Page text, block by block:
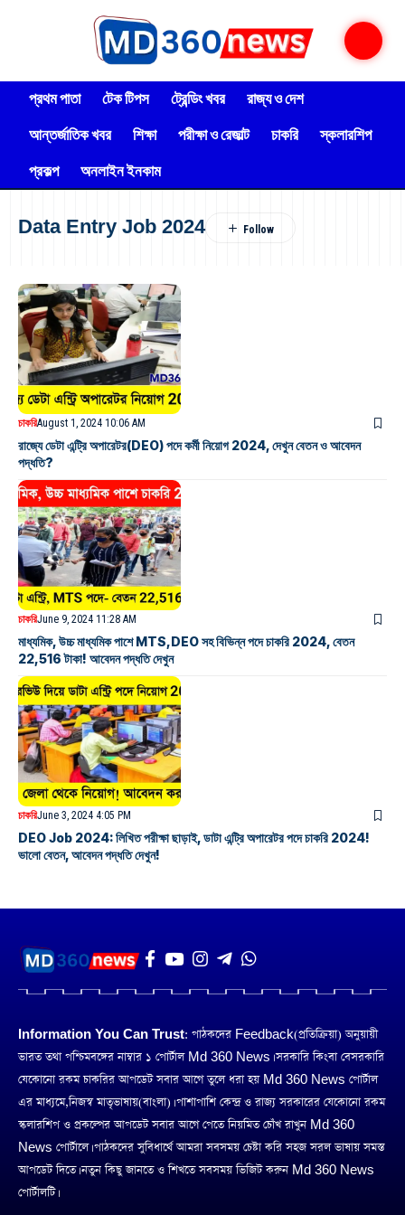
প্রথম পাতা টেক টিপস ট্রেন্ডিং খবর
রাজ্য ও দেশ
আন্তর্জাতিক খবর
শিক্ষা পরীক্ষা ও রেজাল্ট চাকরি
স্কলারশিপ
প্রকল্প
অনলাইন ইনকাম
Data Entry Job 2024
চাকরিAugust 1, 2024 10:06 AM
রাজ্যে ডেটা এন্ট্রি অপারেটর(DEO) পদে কর্মী নিয়োগ 2024, দেখুন বেতন ও আবেদন
পদ্ধতি?
চাকরিJune 9, 2024 11:28 AM
মাধ্যমিক, উচ্চ মাধ্যমিক পাশে MTS,DEO সহ বিভিন্ন পদে চাকরি 2024, বেতন
22,516 টাকা! আবেদন পদ্ধতি দেখুন
চাকরিJune 3, 2024 4:05 PM
DEO Job 2024: লিখিত পরীক্ষা ছাড়াই, ডাটা এন্ট্রি অপারেটর পদে চাকরি 2024!
ভালো বেতন, আবেদন পদ্ধতি দেখুন!
Information You Can Trust: পাঠকদের Feedback(প্রতিক্রিয়া) অনুয়ায়ী
ভারত তথা পশ্চিমবঙ্গের নাম্বার ১ পোর্টাল Md 360 News। সরকারি কিংবা বেসরকারি
যেকোনো রকম চাকরির আপডেট সবার আগে তুলে ধরা হয় Md 360 News পোর্টাল
এর মাধ্যমে,নিজস্ব মাতৃভাষায়(বাংলা)। পাশাপাশি কেন্দ্র ও রাজ্য সরকারের যেকোনো রকম
স্কলারশিপ ও প্রকল্পের আপডেট সবার আগে পেতে নিয়মিত চোঁখ রাখুন Md 360
News পোর্টালে। পাঠকদের সুবিধার্থে আমরা সবসময় চেষ্টা করি সহজ সরল ভাষায় সমস্ত
আপডেট দিতে। নতুন কিছু জানতে ও শিখতে সবসময় ভিজিট করুন Md 360 News
পোর্টালটি।